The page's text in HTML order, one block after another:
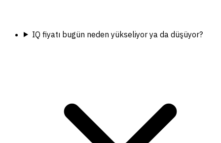
IQ fiyatı bugün neden yükseliyor ya da düşüyor?